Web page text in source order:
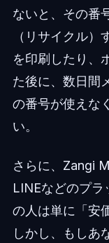
ないと、その番
（リサイクル
を印刷したり、
た後に、数日間
の番号が使えな
い。
さらに、Zangi
LINEなどのプラ
の人は単に「安
しかし、もしあ